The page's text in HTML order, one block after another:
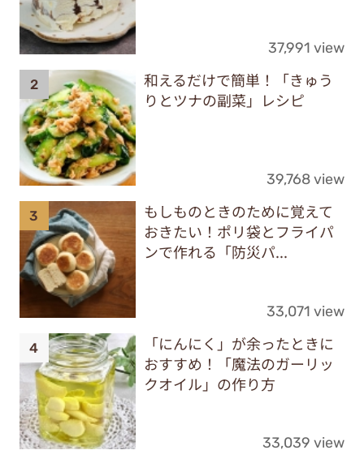
37,991 view
和えるだけで簡単！「きゅう
りとツナの副菜」レシピ
39,768 view
もしものときのために覚えて
おきたい！ポリ袋とフライパ
ンで作れる「防災パ...
33,071 view
「にんにく」が余ったときに
おすすめ！「魔法のガーリッ
クオイル」の作り方
33,039 view